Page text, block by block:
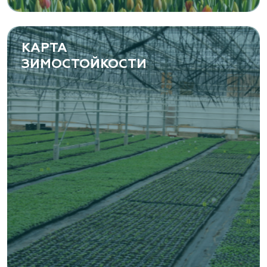
(8482) 650 010
www.yoly-paly.ru
«ВЕНЕВ» питомник растений
Тульская область, Венёвский р-н, село
Борщевое, улица Лесная, д. 13
8 963 224 87 99
https://www.venev1.ru/
«ВЕНЕВ» питомник растений
Тульская область, Венёвский р-н, село
Борщевое, улица Лесная, д. 13
8 963 224 87 99
КАРТА
ЗИМОСТОЙКОСТИ